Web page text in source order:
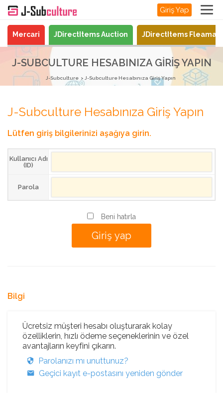
Giriş Yap
Mercari JDirectItems Auction JDirectItems
J-SUBCULTURE HESABINIZA GIRIŞ YAPIN
J-Subculture J-Subculture Hesabınıza Giriş Yapın
J-Subculture Hesabınıza Giriş Yapın
Lütfen giriş bilgilerinizi aşağıya girin.
Kullanıcı Adı
(ID)
Parola
Beni hatırla
Bilgi
Ücretsiz müşteri hesabı oluşturarak kolay
özelliklerin, hızlı ödeme seçeneklerinin ve özel
avantajların keyfini çıkarın.
Parolanızı mı unuttunuz?
Geçici kayıt e-postasını yeniden gönder